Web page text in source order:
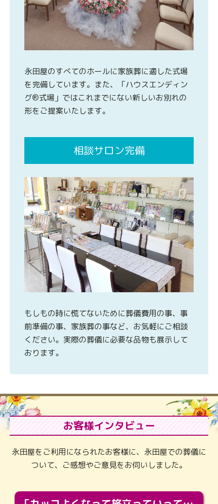
永田屋のすべてのホールに家族葬に適した式場
を完備しています。また、「ハウスエンディン
グ®式場」ではこれまでにない新しいお別れの
形をご提案いたします。
相談サロン完備
もしもの時に慌てないために葬儀費用の事、事
前準備の事、家族葬の事など、お気軽にご相談
ください。実際の葬儀に必要な品物も展示して
おります。
お客様インタビュー
永田屋をご利用になられたお客様に、永田屋での葬儀に
ついて、ご感想やご意見をお伺いしました。